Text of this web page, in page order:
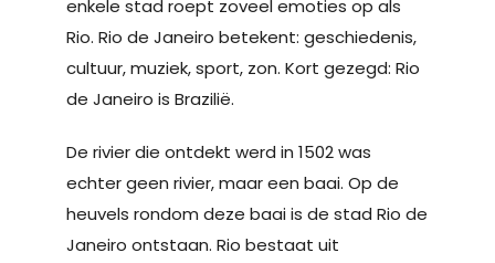
enkele stad roept zoveel emoties op als
Rio. Rio de Janeiro betekent: geschiedenis,
cultuur, muziek, sport, zon. Kort gezegd: Rio
de Janeiro is Brazilië.
De rivier die ontdekt werd in 1502 was
echter geen rivier, maar een baai. Op de
heuvels rondom deze baai is de stad Rio de
Janeiro ontstaan. Rio bestaat uit